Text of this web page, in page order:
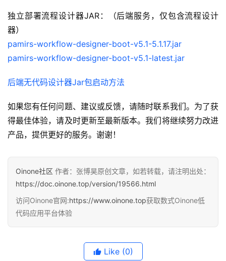
独立部署流程设计器JAR：（后端服务，仅包含流程设计
器）
pamirs-workflow-designer-boot-v5.1-5.1.17.jar
pamirs-workflow-designer-boot-v5.1-latest.jar
后端无代码设计器Jar包启动方法
如果您有任何问题、建议或反馈，请随时联系我们。为了获
得最佳体验，请及时更新至最新版本。我们将继续努力改进
产品，提供更好的服务。谢谢！
Oinone社区 作者：张博昊原创文章，如若转载，请注明出处：
https://doc.oinone.top/version/19566.html
访问Oinone官网:https://www.oinone.top获取数式Oinone低
代码应用平台体验
Like (0)